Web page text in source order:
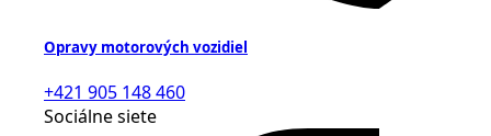
Opravy motorových vozidiel
+421 905 148 460
Sociálne siete